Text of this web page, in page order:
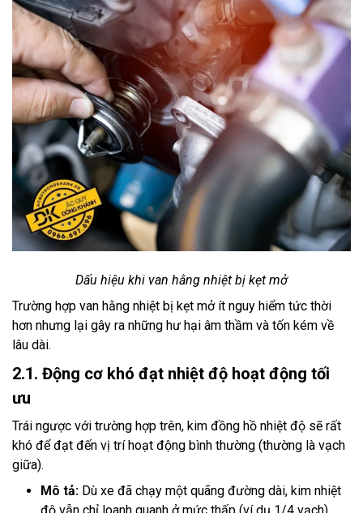
Dấu hiệu khi van hằng nhiệt bị kẹt mở
Trường hợp van hằng nhiệt bị kẹt mở ít nguy hiểm tức thời
hơn nhưng lại gây ra những hư hại âm thầm và tốn kém về
lâu dài.
2.1. Động cơ khó đạt nhiệt độ hoạt động tối
ưu
Trái ngược với trường hợp trên, kim đồng hồ nhiệt độ sẽ rất
khó để đạt đến vị trí hoạt động bình thường (thường là vạch
giữa).
Mô tả: Dù xe đã chạy một quãng đường dài, kim nhiệt